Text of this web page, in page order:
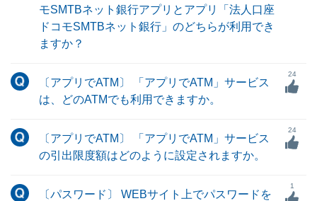
モSMTBネット銀行アプリとアプリ「法人口座
ドコモSMTBネット銀行」のどちらが利用でき
ますか？
〔アプリでATM〕 「アプリでATM」サービス
は、どのATMでも利用できますか。
24
〔アプリでATM〕 「アプリでATM」サービス
の引出限度額はどのように設定されますか。
24
〔パスワード〕 WEBサイト上でパスワードを
1